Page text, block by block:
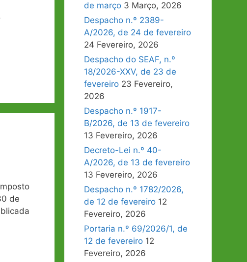
de
de março 3 Março, 2026
Despacho n.º 2389-
A/2026, de 24 de fevereiro
24 Fevereiro, 2026
Despacho do SEAF, n.º
18/2026-XXV, de 23 de
fevereiro 23 Fevereiro,
2026
Despacho n.º 1917-
B/2026, de 13 de fevereiro
13 Fevereiro, 2026
Decreto-Lei n.º 40-
A/2026, de 13 de fevereiro
13 Fevereiro, 2026
Despacho n.º 1782/2026,
de 12 de fevereiro 12
Fevereiro, 2026
Portaria n.º 69/2026/1, de
12 de fevereiro 12
Fevereiro, 2026